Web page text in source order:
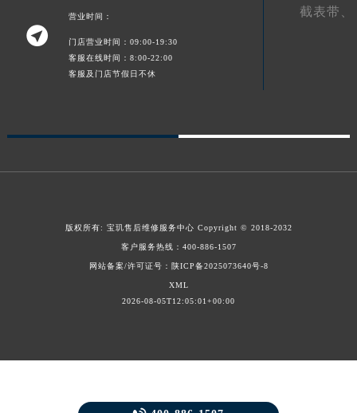
甘肃省敦煌市沙州镇阳关中路宝玑售后服务中心（需提前预约）
甘肃省金昌市金川区北京路宝玑售后服务中心（需提前预约）
甘肃省陇南市武都区人民路宝玑售后服务中心（需提前预约）
甘肃省武威市凉州区迎宾路宝玑售后服务中心（需提前预约）
甘肃省张掖市甘州区民乐北路宝玑售后服务中心（需提前预约）
宁夏回族自治区中卫市沙坡头区鼓楼东街宝玑售后服务中心（需提前预约）

营业时间：
门店营业时间：09:00-19:30
客服在线时间：8:00-22:00
客服及门店节假日不休
截表带、
版权所有: 宝玑售后维修服务中心 Copyright © 2018-2032
客户服务热线： 400-886-1507
网站备案/许可证号：陕ICP备2025073640号-8
XML
2026-08-05T12:05:01+00:00